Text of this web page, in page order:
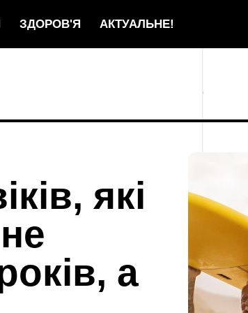
ЗДОРОВ'Я АКТУАЛЬНЕ!
які
а